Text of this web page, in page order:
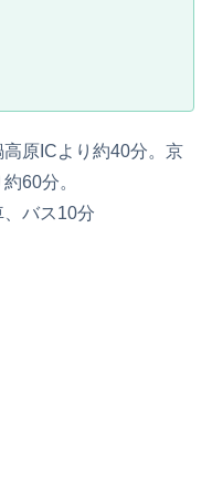
原ICより約40分。京
60分。
バス10分